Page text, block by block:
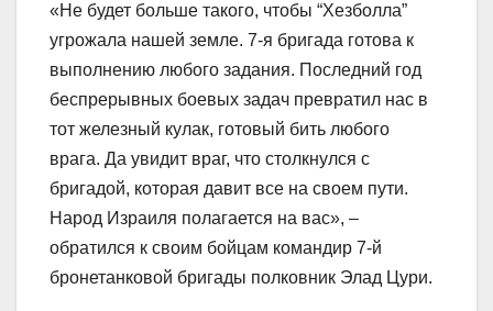
«Не будет больше такого, чтобы “Хезболла”
угрожала нашей земле. 7-я бригада готова к
выполнению любого задания. Последний год
беспрерывных боевых задач превратил нас в
тот железный кулак, готовый бить любого
врага. Да увидит враг, что столкнулся с
бригадой, которая давит все на своем пути.
Народ Израиля полагается на вас», –
обратился к своим бойцам командир 7-й
бронетанковой бригады полковник Элад Цури.